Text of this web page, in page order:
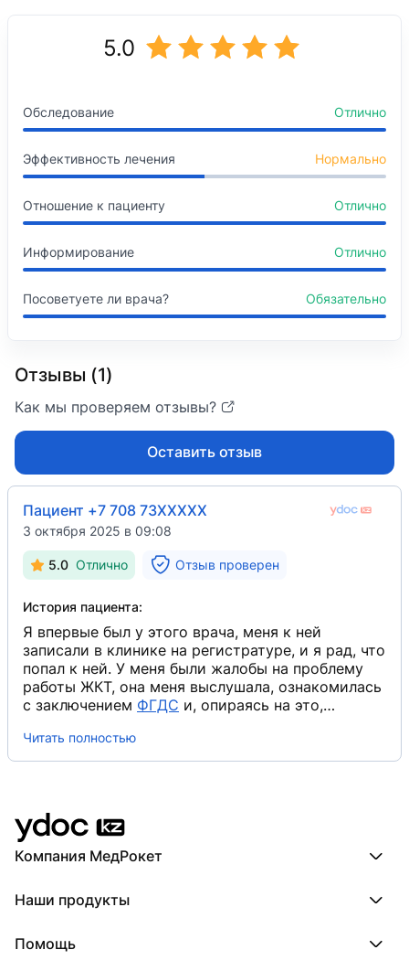
5.0
Обследование Отлично
Эффективность лечения Нормально
Отношение к пациенту Отлично
Информирование Отлично
Посоветуете ли врача? Обязательно
Отзывы (1)
Как мы проверяем отзывы?
Оставить отзыв
Пациент +7 708 73XXXXX
3 октября 2025 в 09:08
5.0 Отлично Отзыв проверен
История пациента:
Я впервые был у этого врача, меня к ней
записали в клинике на регистратуре, и я рад, что
попал к ней. У меня были жалобы на проблему
работы ЖКТ, она меня выслушала, ознакомилась
с заключением ФГДС ​ и, опираясь на это,
на мои вопросы очень грамотно и доходчиво.
Она профи в своем деле, и опыт чувствуется.
Читать полностью
Компания МедРокет
О YDoc
Наши продукты
ПроТаблетки
Помощь